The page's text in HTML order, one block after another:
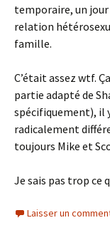
temporaire, un jour
relation
famille.
C’était assez wtf.
partie adapté de
spécifiquement), il
radicalement
toujours Mike et
Je sais pas trop ce
Laisser un